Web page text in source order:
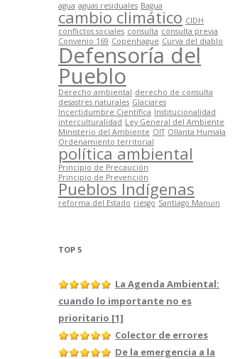
agua aguas residuales Bagua
cambio climático CIDH
conflictos sociales consulta consulta previa
Convenio 169 Copenhague Curva del diablo
Defensoría del
Pueblo
Derecho ambiental derecho de consulta
desastres naturales Glaciares
Incertidumbre Científica Institucionalidad
interculturalidad Ley General del Ambiente
Ministerio del Ambiente OIT Ollanta Humala
Ordenamiento territorial
política ambiental
Principio de Precaución
Principio de Prevención
Pueblos Indígenas
reforma del Estado riesgo Santiago Manuin
TOP 5
La Agenda Ambiental:
cuando lo importante no es
prioritario [1]
Colector de errores
De la emergencia a la